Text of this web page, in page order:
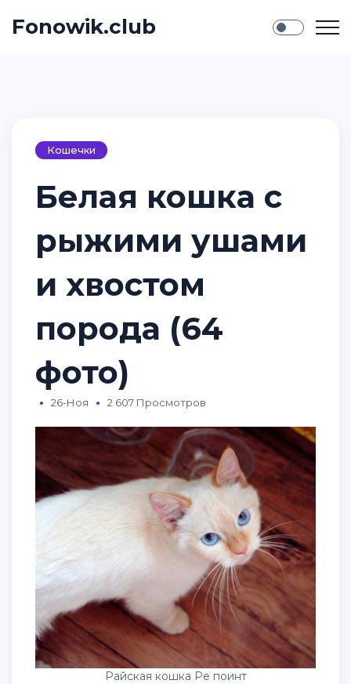
Fonowik.club
Кошечки
Белая кошка с
рыжими ушами
и хвостом
порода (64
фото)
26-Ноя 2 607 Просмотров
Райская кошка Ре поинт